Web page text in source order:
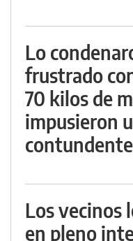
Lo
frustrado
70 kilos de
impusieron
contundente
Los vecinos
en pleno